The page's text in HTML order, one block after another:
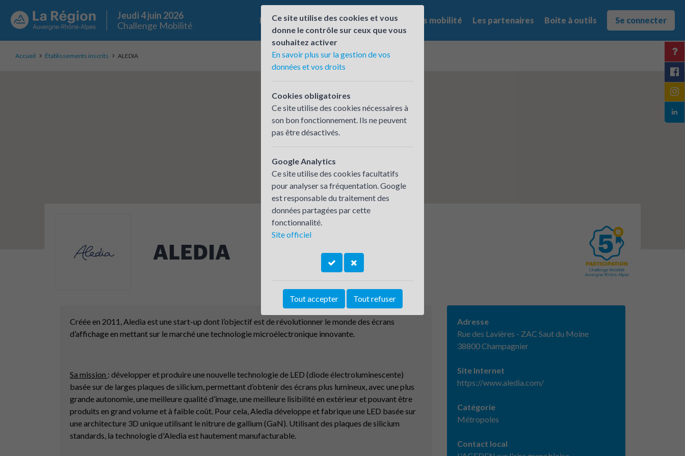
Jeudi 4 juin 2026
Challenge Mobilité
Le challenge Qui participe ? Les offres mobilité Les partenaires Boite à outils Se connecter
Accueil Établissements inscrits ALEDIA
ALEDIA
Créée en 2011, Aledia est une start-up dont l’objectif est de révolutionner le monde des écrans
d’affichage en mettant sur le marché une technologie microélectronique innovante.
Sa mission : développer et produire une nouvelle technologie de LED (diode électroluminescente)
basée sur de larges plaques de silicium, permettant d’obtenir des écrans plus lumineux, avec une plus
grande autonomie, une meilleure qualité d’image, une meilleure lisibilité en extérieur et pouvant être
produits en grand volume et à faible coût. Pour cela, Aledia développe et fabrique une LED basée sur
une architecture 3D unique utilisant le nitrure de gallium (GaN). Utilisant des plaques de silicium
standards, la technologie d'Aledia est hautement manufacturable.
Adresse
Rue des Lavières - ZAC Saut du Moine
38800 Champagnier
Site Internet
https://www.aledia.com/
Catégorie
Métropoles
Contact local
Ce site utilise des cookies et vous
donne le contrôle sur ceux que vous
souhaitez activer
En savoir plus sur la gestion de vos
données et vos droits
Cookies obligatoires
Ce site utilise des cookies nécessaires à
son bon fonctionnement. Ils ne peuvent
pas être désactivés.
Google Analytics
Ce site utilise des cookies facultatifs
pour analyser sa fréquentation. Google
est responsable du traitement des
données partagées par cette
fonctionnalité.
Site officiel
Tout accepter Tout refuser